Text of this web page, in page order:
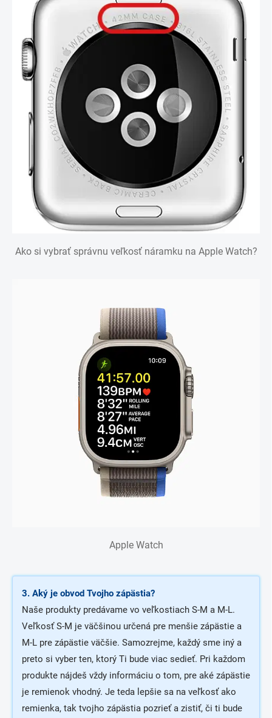
Ako si vybrať správnu veľkosť náramku na Apple Watch?
Apple Watch
3. Aký je obvod Tvojho zápästia?
Naše produkty predávame vo veľkostiach S-M a M-L.
Veľkosť S-M je väčšinou určená pre menšie zápästie a
M-L pre zápästie väčšie. Samozrejme, každý sme iný a
preto si vyber ten, ktorý Ti bude viac sedieť. Pri každom
produkte nájdeš vždy informáciu o tom, pre aké zápästie
je remienok vhodný. Je teda lepšie sa na veľkosť ako
remienka, tak tvojho zápästia pozrieť a zistiť, či ti bude